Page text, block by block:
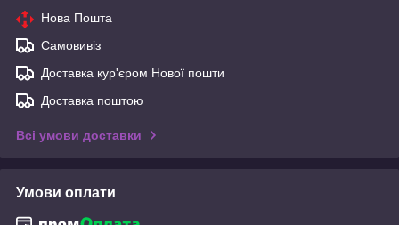
Нова Пошта
Самовивіз
Доставка кур'єром Нової пошти
Доставка поштою
Всі умови доставки
Умови оплати